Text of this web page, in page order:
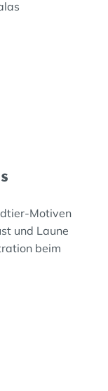
Motiven
und Laune
beim